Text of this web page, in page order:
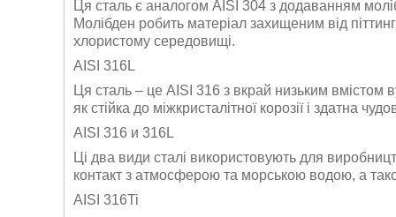
Ця сталь є аналогом AISI 304 з додаванням
Молібден робить матеріал захищеним від
хлористому середовищі.
AISI 316L
Ця сталь – це AISI 316 з вкрай низьким вмістом
як стійка до міжкристалітної корозії і здатна
AISI 316 и 316L
Ці два види сталі використовують для
контакт з атмосферою та морською водою, а
AISI 316Ti